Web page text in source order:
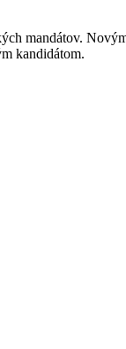
mandátov.
kandidátom.